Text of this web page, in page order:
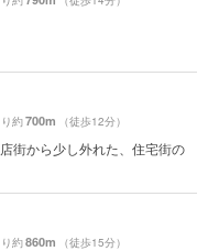
約700m （徒歩12分）
街から少し外れた、住宅街の
約860m （徒歩15分）